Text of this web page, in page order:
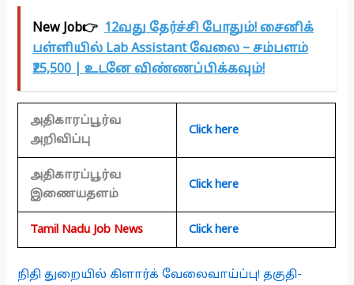
New Job👉 12வது தேர்ச்சி போதும்! சைனிக்
பள்ளியில் Lab Assistant வேலை – சம்பளம்
₹25,500 | உடனே விண்ணப்பிக்கவும்!
அதிகாரப்பூர்வ
அறிவிப்பு
Click here
அதிகாரப்பூர்வ
இணையதளம்
Click here
Tamil Nadu Job News Click here
நிதி துறையில் கிளார்க் வேலைவாய்ப்பு! தகுதி-